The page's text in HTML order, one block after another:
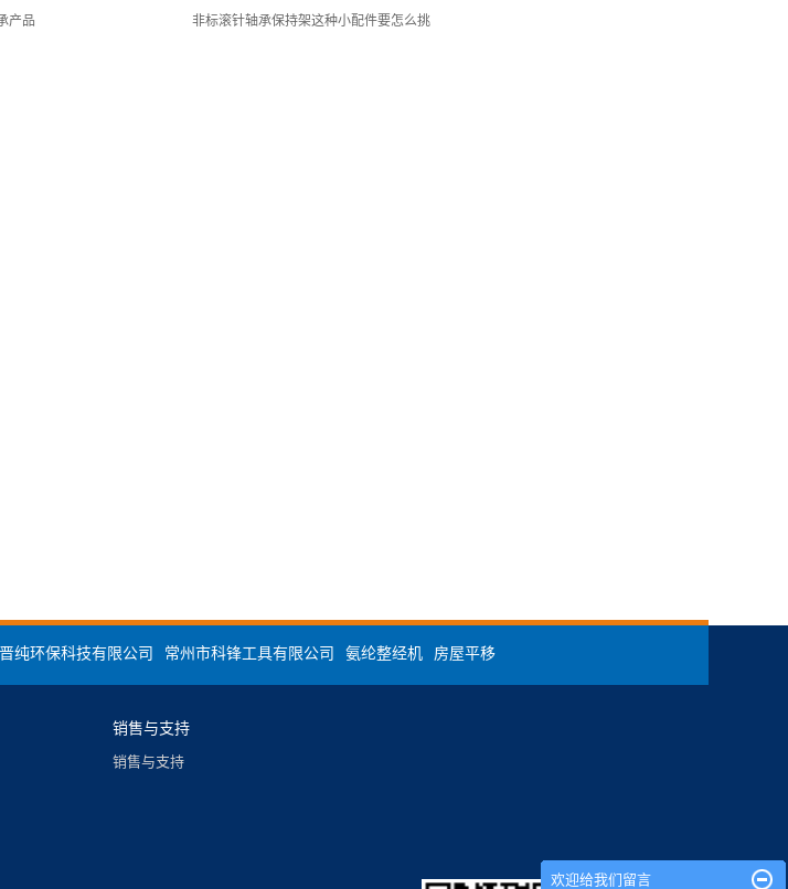
产品
非标滚针轴承保持架这种小配件要怎么挑
纯环保科技有限公司 常州市科锋工具有限公司 氨纶整经机 房屋平移
销售与支持
销售与支持
欢迎给我们留言